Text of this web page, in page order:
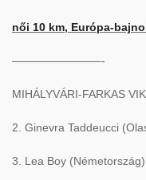
női 10 km, Európa-
————————-
MIHÁLYVÁRI-FARKAS
2. Ginevra Taddeucci
3. Lea Boy